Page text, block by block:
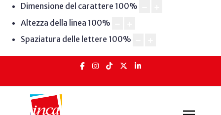
Dimensione del carattere 100%
Altezza della linea 100%
Spaziatura delle lettere 100%